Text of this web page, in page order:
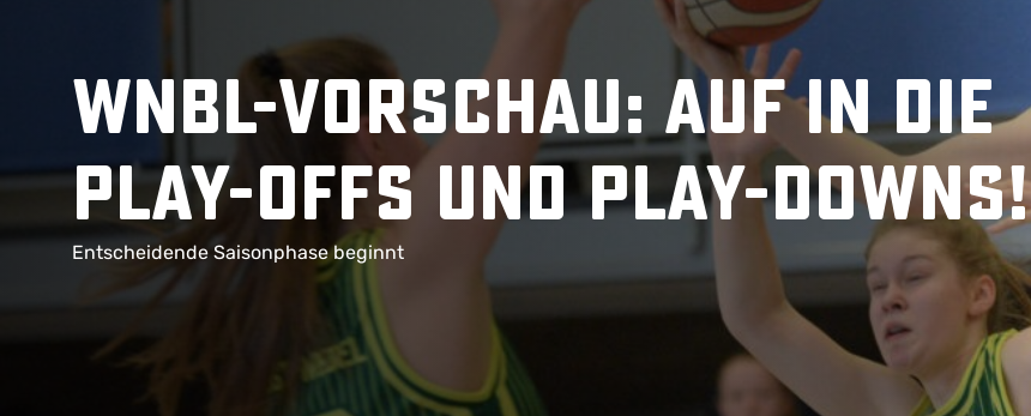
WNBL-Vorschau: Auf in die
Play-Offs und Play-Downs!
Entscheidende Saisonphase beginnt